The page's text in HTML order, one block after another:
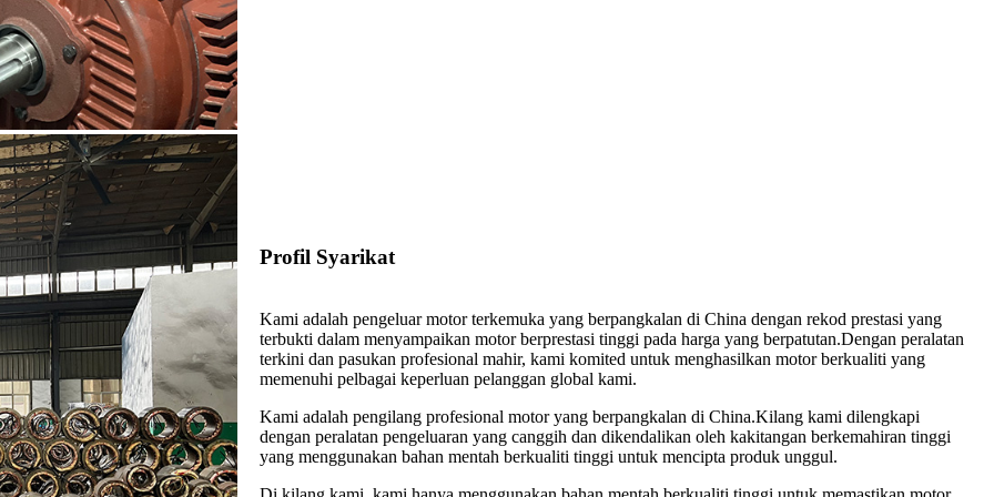
Profil Syarikat
Kami adalah pengeluar motor terkemuka yang berpangkalan di China dengan rekod prestasi yang
terbukti dalam menyampaikan motor berprestasi tinggi pada harga yang berpatutan.Dengan peralatan
terkini dan pasukan profesional mahir, kami komited untuk menghasilkan motor berkualiti yang
memenuhi pelbagai keperluan pelanggan global kami.
Kami adalah pengilang profesional motor yang berpangkalan di China.Kilang kami dilengkapi
dengan peralatan pengeluaran yang canggih dan dikendalikan oleh kakitangan berkemahiran tinggi
yang menggunakan bahan mentah berkualiti tinggi untuk mencipta produk unggul.